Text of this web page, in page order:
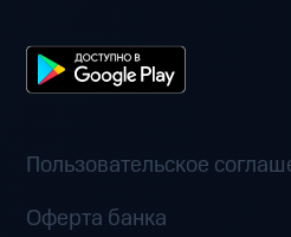
Пользовательское
Оферта банка